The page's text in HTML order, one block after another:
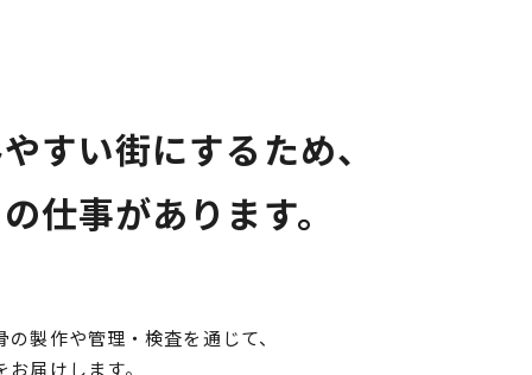
すい街にするため、
仕事があります。
製作や管理・検査を通じて、
届けします。